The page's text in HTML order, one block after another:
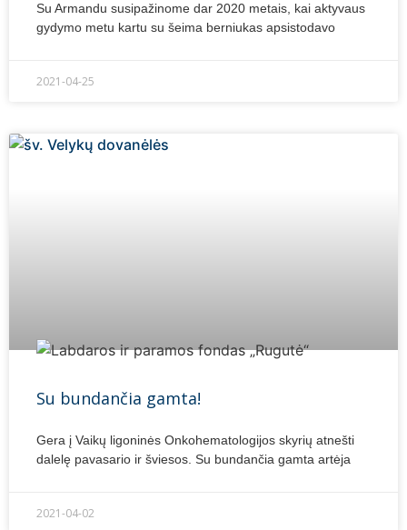
Su Armandu susipažinome dar 2020 metais, kai aktyvaus
gydymo metu kartu su šeima berniukas apsistodavo
2021-04-25
Su bundančia gamta!
Gera į Vaikų ligoninės Onkohematologijos skyrių atnešti
dalelę pavasario ir šviesos. Su bundančia gamta artėja
2021-04-02